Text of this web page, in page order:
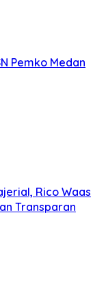
Pemko Medan
Rico Waas
Transparan